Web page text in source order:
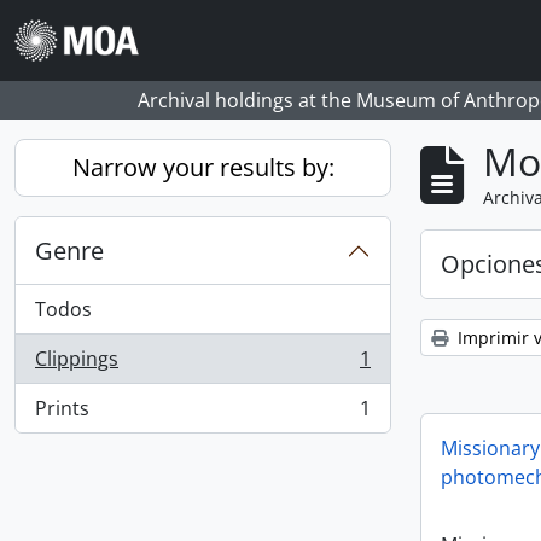
Skip to main content
Archival holdings at the Museum of
Narrow your results by:
Genre
Todos
Clippings
, 1 resultados
1
Prints
, 1 resultados 1
Imprimir